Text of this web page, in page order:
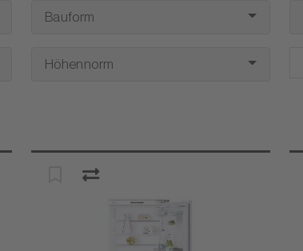
Bauform
Höhennorm